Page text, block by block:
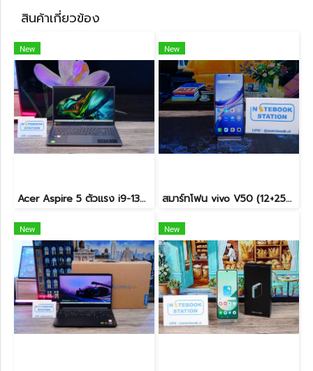
สินค้าเกี่ยวข้อง
New
Acer Aspire 5 ตัวแรง i9-13900H Ram16 512GB M.2 จอ15.6นิ้ว FHD IPS สเปคสูงทำงานเก่ง ดีไซน์สวยเรียบหรูดูทันสมัย เครื่องพร้อมใช้งานในราคาสุดคุ้มเพียง 19,990.-เท่านั้น
New
สมาร์ทโฟน vivo V50 (12+256GB) Mist Purple (5G) เครื่องสวย พร้อมใช้งาน ขายเพียง 6,990.- เท่านั้น
New New